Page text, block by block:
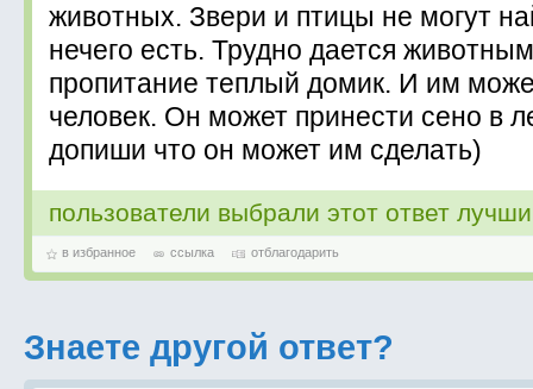
животных. Звери и птицы не могут
нечего есть. Трудно дается
пропитание теплый домик. И им
человек. Он может принести сено в
допиши что он может им сделать)
пользователи выбрали этот ответ
в избранное ссылка отблагодарить
Знаете другой ответ?